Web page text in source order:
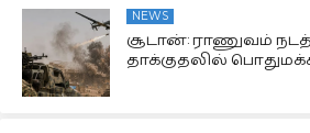
NEWS
சூடான்: ராணுவம்
தாக்குதலில்